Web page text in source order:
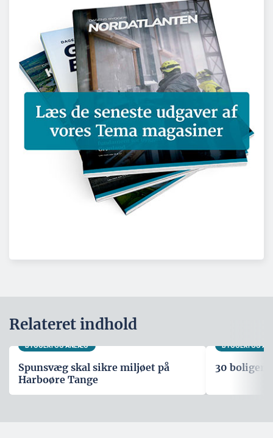
Relateret indhold
BYGGERI OG ANLÆG
Spunsvæg skal sikre miljøet på
Harboøre Tange
BYGGERI OG
30 boliger